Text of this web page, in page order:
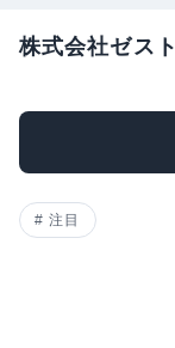
株式会社ゼスト
注目